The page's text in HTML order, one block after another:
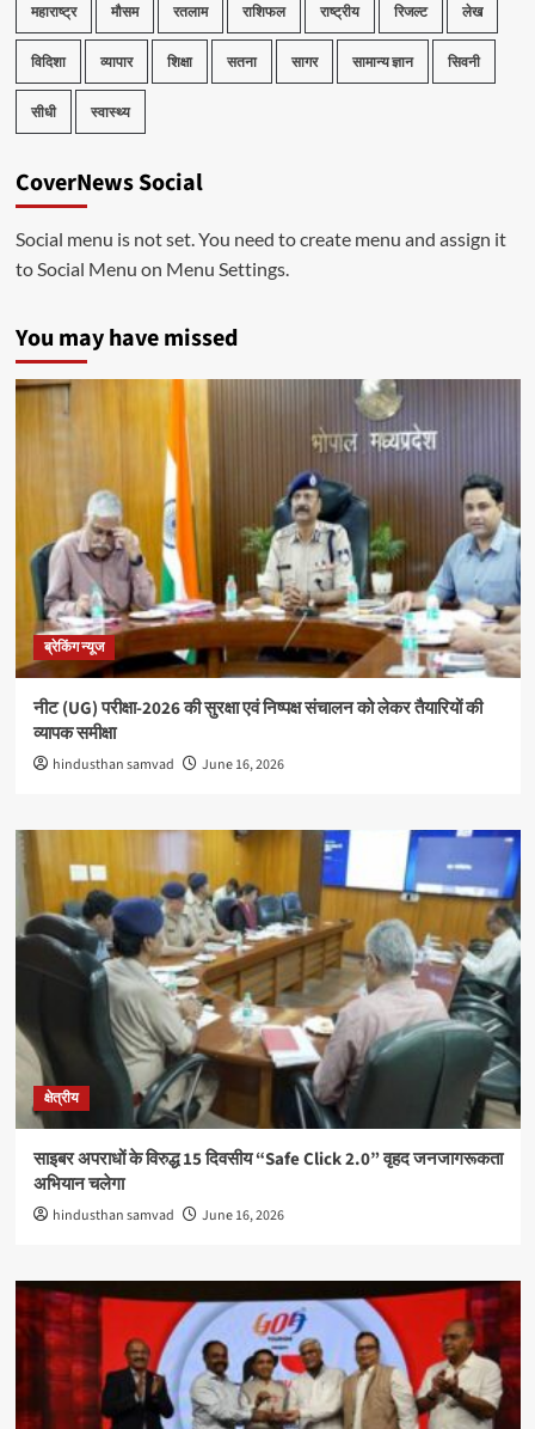
महाराष्ट्र मौसम रतलाम राशिफल राष्ट्रीय रिजल्ट लेख
विदिशा व्यापार शिक्षा सतना सागर सामान्य ज्ञान सिवनी
सीधी स्वास्थ्य
CoverNews Social
Social menu is not set. You need to create menu and assign it
to Social Menu on Menu Settings.
You may have missed
ब्रेकिंग न्यूज
नीट (UG) परीक्षा-2026 की सुरक्षा एवं निष्पक्ष संचालन को लेकर तैयारियों की
व्यापक समीक्षा
hindusthan samvad June 16, 2026
क्षेत्रीय
साइबर अपराधों के विरुद्ध 15 दिवसीय “Safe Click 2.0” वृहद जनजागरूकता
अभियान चलेगा
hindusthan samvad June 16, 2026